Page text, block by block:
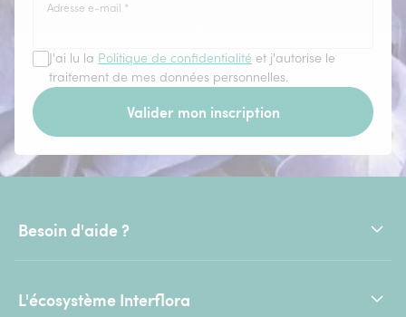
Adresse e-mail *
J'ai lu la Politique de confidentialité et j'autorise le
traitement de mes données personnelles.
Valider mon inscription
Besoin d'aide ?
L'écosystème Interflora